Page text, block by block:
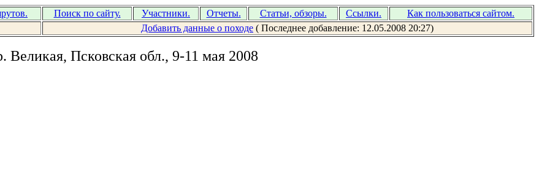
Поиск по сайту. Участники. Отчеты. Статьи, обзоры. Ссылки.
Как пользоваться сайтом.
Добавить данные о походе ( Последнее добавление: 12.05.2008 20:27)
Великая, Псковская обл., 9-11 мая 2008